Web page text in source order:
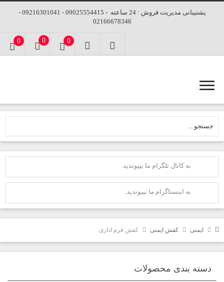
پشتیبانی مدیریت فروش : 24 ساعته - 09025554415 - 09216301041 -
02166678346
0 0 0
به کانال تلگرام ما بپیوندید.
به اینستاگرام ما بپیوندید.
ایمنی کفش ایمنی کفش فرم اداری
دسته بندی محصولات